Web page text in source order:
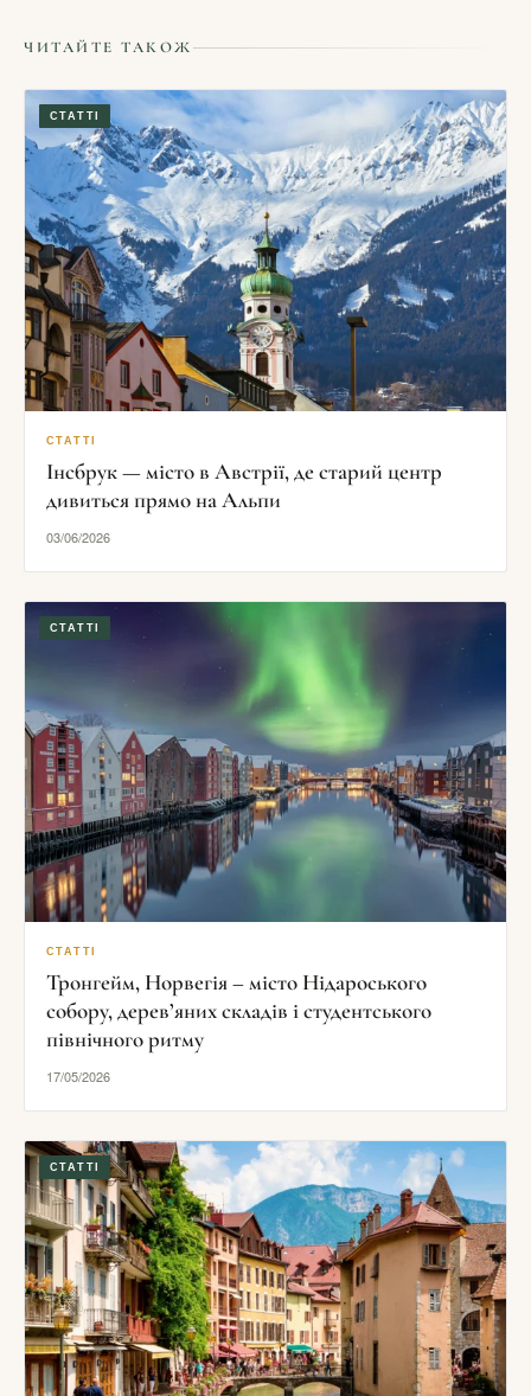
ЧИТАЙТЕ ТАКОЖ
СТАТТІ
СТАТТІ
Інсбрук — місто в Австрії, де старий центр
дивиться прямо на Альпи
03/06/2026
СТАТТІ
СТАТТІ
Тронгейм, Норвегія – місто Нідароського
собору, дерев’яних складів і студентського
північного ритму
17/05/2026
СТАТТІ